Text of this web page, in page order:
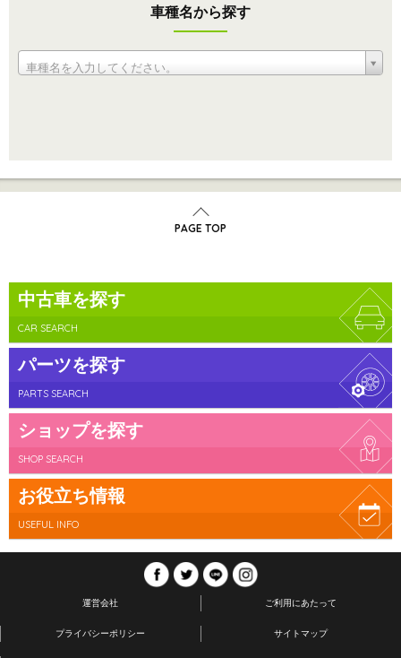
車種名から探す
車種名を入力してください。
PAGE TOP
中古車を探す
CAR SEARCH
パーツを探す
PARTS SEARCH
ショップを探す
SHOP SEARCH
お役立ち情報
USEFUL INFO
運営会社 ご利用にあたって
プライバシーポリシー サイトマップ